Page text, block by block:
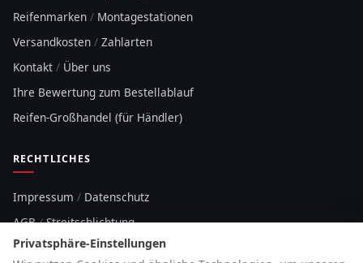
Reifenmarken / Montagestationen
Versandkosten / Zahlarten
Kontakt / Über uns
Ihre Bewertung zum Bestellablauf
Reifen-Großhandel (für Händler)
RECHTLICHES
Impressum / Datenschutz
AGB/Streitschlichtung
Sitemap
Privatsphäre-Einstellungen